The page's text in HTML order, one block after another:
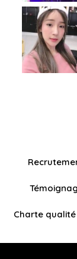
Charte qualité